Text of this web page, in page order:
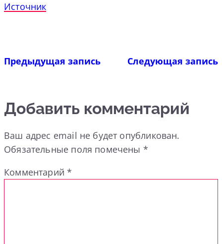
Источник
Предыдущая запись Следующая запись
Добавить комментарий
Ваш адрес email не будет опубликован.
Обязательные поля помечены *
Комментарий*